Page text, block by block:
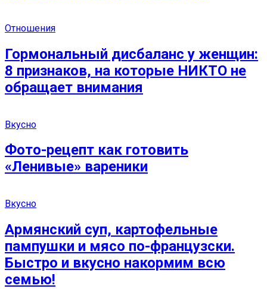
Отношения
Гормональный дисбаланс у женщин:
8 признаков, на которые НИКТО не
обращает внимания
Вкусно
Фото-рецепт как готовить
«Ленивые» вареники
Вкусно
Армянский суп, картофельные
пампушки и мясо по-французски.
Быстро и вкусно накормим всю
семью!